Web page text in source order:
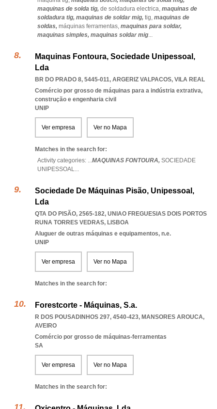
maquinas de solda tig, de soldadura electrica, maquinas de
soldadura tig, maquinas de soldar mig, tig, maquinas de
soldas, máquinas ferramentas, maquinas para soldar,
maquinas simples, maquinas soldar mig...
Maquinas Fontoura, Sociedade Unipessoal,
Lda
BR DO PRADO 8, 5445-011, ARGERIZ VALPACOS, VILA REAL
Comércio por grosso de máquinas para a indústria extrativa,
construção e engenharia civil
UNIP
Ver empresa Ver no Mapa
Matches in the search for:
Activity categories: ...MAQUINAS FONTOURA, SOCIEDADE
UNIPESSOAL...
Sociedade De Máquinas Pisão, Unipessoal,
Lda
QTA DO PISÃO, 2565-182, UNIAO FREGUESIAS DOIS PORTOS
RUNA TORRES VEDRAS, LISBOA
Aluguer de outras máquinas e equipamentos, n.e.
UNIP
Ver empresa Ver no Mapa
Matches in the search for:
Forestcorte - Máquinas, S.a.
R DOS POUSADINHOS 297, 4540-423, MANSORES AROUCA,
AVEIRO
Comércio por grosso de máquinas-ferramentas
SA
Ver empresa Ver no Mapa
Matches in the search for: